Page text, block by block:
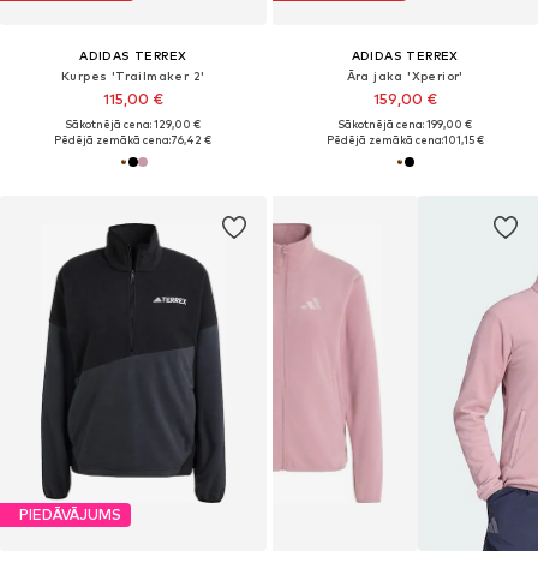
ADIDAS TERREX
Kurpes 'Trailmaker 2'
115,00 €
Sākotnējā cena: 129,00 €
Pēdējā zemākā cena:76,42 €
ADIDAS TERREX
Āra jaka 'Xperior'
159,00 €
Sākotnējā cena: 199,00 €
Pēdējā zemākā cena:101,15 €
PIEDĀVĀJUMS